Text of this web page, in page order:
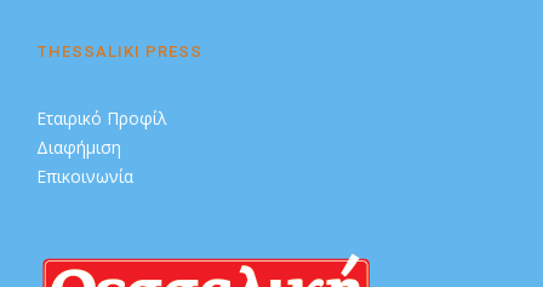
THESSALIKI PRESS
Εταιρικό Προφίλ
Διαφήμιση
Επικοινωνία